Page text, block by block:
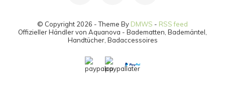
© Copyright 2026 - Theme By DMWS - RSS feed
Offizieller Händler von Aquanova - Badematten, Bademäntel,
Handtücher, Badaccessoires